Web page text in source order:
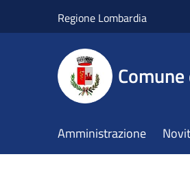
Regione Lombardia
Amministrazione